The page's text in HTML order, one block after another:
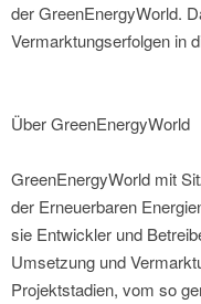
der GreenEnergyWorld.
Vermarktungserfolgen in
Über GreenEnergyWorld
GreenEnergyWorld mit
der Erneuerbaren
sie Entwickler und
Umsetzung und
Projektstadien, vom so